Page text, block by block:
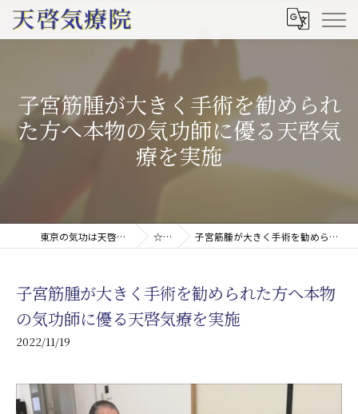
子宮筋腫が大きく手術を勧められ
た方へ本物の気功師に優る天啓気
療を実施
東京の気功は天啓気療院(天啓気功療法治療院) ☆ブログ 子宮筋腫が大きく手術を勧められた方へ本物の気功師に優る天啓気療を実施
子宮筋腫が大きく手術を勧められた方へ本物
の気功師に優る天啓気療を実施
2022/11/19